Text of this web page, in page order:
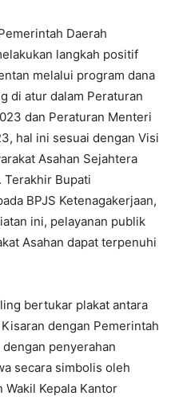
Daerah
langkah positif
melalui program dana
di atur dalam Peraturan
dan Peraturan Menteri
hal ini sesuai dengan Visi
Asahan Sejahtera
Terakhir Bupati
BPJS Ketenagakerjaan,
ini, pelayanan publik
Asahan dapat terpenuhi
bertukar plakat antara
dengan Pemerintah
penyerahan
secara simbolis oleh
Wakil Kepala Kantor